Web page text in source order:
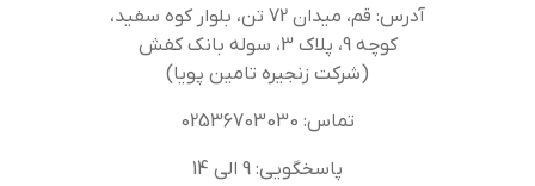
آدرس: قم، میدان 72 تن، بلوار کوه سفید،
کوچه 9، پلاک 3، سوله بانک کفش
(شرکت زنجیره تامین پویا)
تماس: 02536703030
پاسخگویی: 9 الی 14